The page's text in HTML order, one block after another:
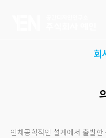
회
인체공학적인 설계에서 출발